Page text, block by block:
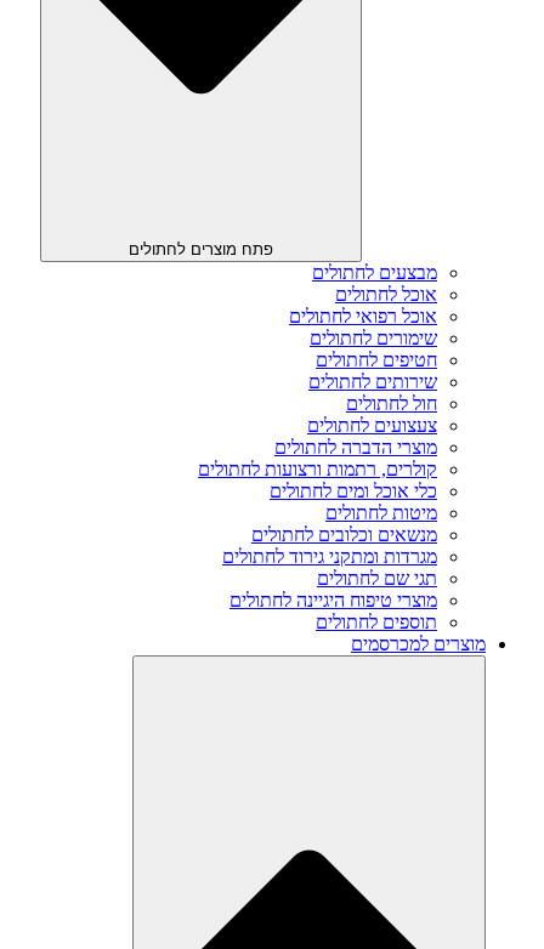
פתח מוצרים לחתולים
מבצעים לחתולים
אוכל לחתולים
אוכל רפואי לחתולים
שימורים לחתולים
חטיפים לחתולים
שירותים לחתולים
חול לחתולים
צעצועים לחתולים
מוצרי הדברה לחתולים
קולרים, רתמות ורצועות לחתולים
כלי אוכל ומים לחתולים
מיטות לחתולים
מנשאים וכלובים לחתולים
מגרדות ומתקני גירוד לחתולים
תגי שם לחתולים
מוצרי טיפוח היגיינה לחתולים
תוספים לחתולים
מוצרים למכרסמים